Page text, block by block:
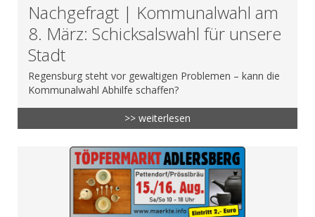
Nachgefragt | Kommunalwahl am
8. März: Schicksalswahl für unsere
Stadt
Regensburg steht vor gewaltigen Problemen – kann die
Kommunalwahl Abhilfe schaffen?
>> weiterlesen